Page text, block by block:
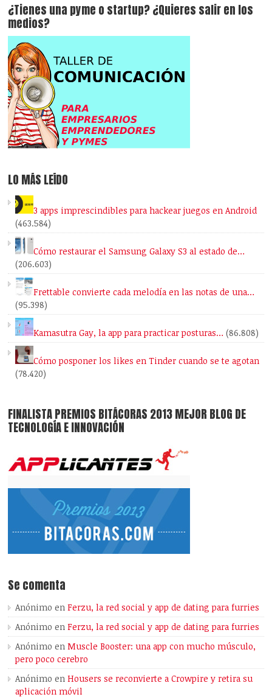
¿Tienes una pyme o startup? ¿Quieres salir en los
medios?
LO MÁS LEÍDO
3 apps imprescindibles para hackear juegos en Android
(463.584)
Cómo restaurar el Samsung Galaxy S3 al estado de…
(206.603)
Frettable convierte cada melodía en las notas de una…
(95.398)
Kamasutra Gay, la app para practicar posturas… (86.808)
Cómo posponer los likes en Tinder cuando se te agotan
(78.420)
FINALISTA PREMIOS BITÁCORAS 2013 MEJOR BLOG DE
TECNOLOGÍA E INNOVACIÓN
Se comenta
Anónimo enFerzu, la red social y app de dating para furries
Anónimo enFerzu, la red social y app de dating para furries
Anónimo enMuscle Booster: una app con mucho músculo,
pero poco cerebro
Anónimo enHousers se reconvierte a Crowpire y retira su
aplicación móvil